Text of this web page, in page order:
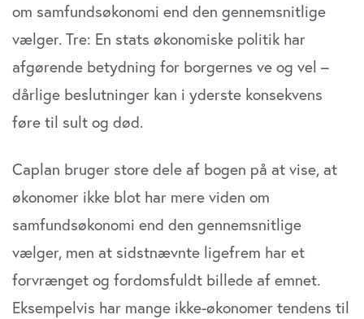
om samfundsøkonomi end den gennemsnitlige
vælger. Tre: En stats økonomiske politik har
afgørende betydning for borgernes ve og vel –
dårlige beslutninger kan i yderste konsekvens
føre til sult og død.
Caplan bruger store dele af bogen på at vise, at
økonomer ikke blot har mere viden om
samfundsøkonomi end den gennemsnitlige
vælger, men at sidstnævnte ligefrem har et
forvrænget og fordomsfuldt billede af emnet.
Eksempelvis har mange ikke-økonomer tendens til